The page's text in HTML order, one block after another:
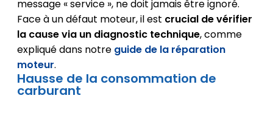
message « service », ne doit jamais être ignoré.
Face à un défaut moteur, il est crucial de vérifier
la cause via un diagnostic technique, comme
expliqué dans notre guide de la réparation
moteur.
Hausse de la consommation de
carburant